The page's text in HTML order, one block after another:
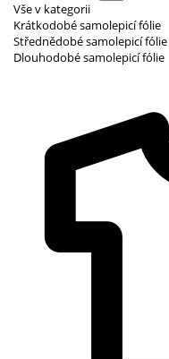
Vše v kategorii
Krátkodobé samolepicí fólie
Střednědobé samolepicí fólie
Dlouhodobé samolepicí fólie